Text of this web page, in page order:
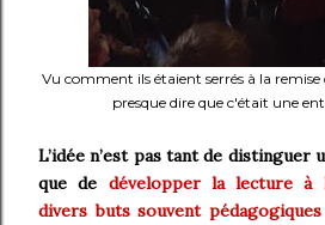
Vu comment ils étaient serrés à la
presque dire que c'était une
L’idée n’est pas tant de distinguer
que de développer la lecture à
divers buts souvent pédagogiques